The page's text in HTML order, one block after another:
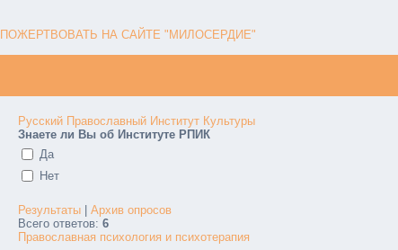
ПОЖЕРТВОВАТЬ НА САЙТЕ "МИЛОСЕРДИЕ"
Русский Православный Институт Культуры
Знаете ли Вы об Институте РПИК
Да
Нет
Результаты
Архив опросов
Всего ответов: 6
Православная психология и психотерапия